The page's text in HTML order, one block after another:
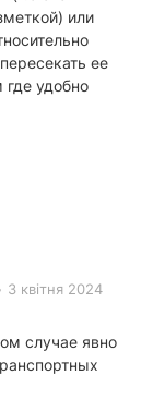
или
ее
удобно
3 квітня 2024
случае явно